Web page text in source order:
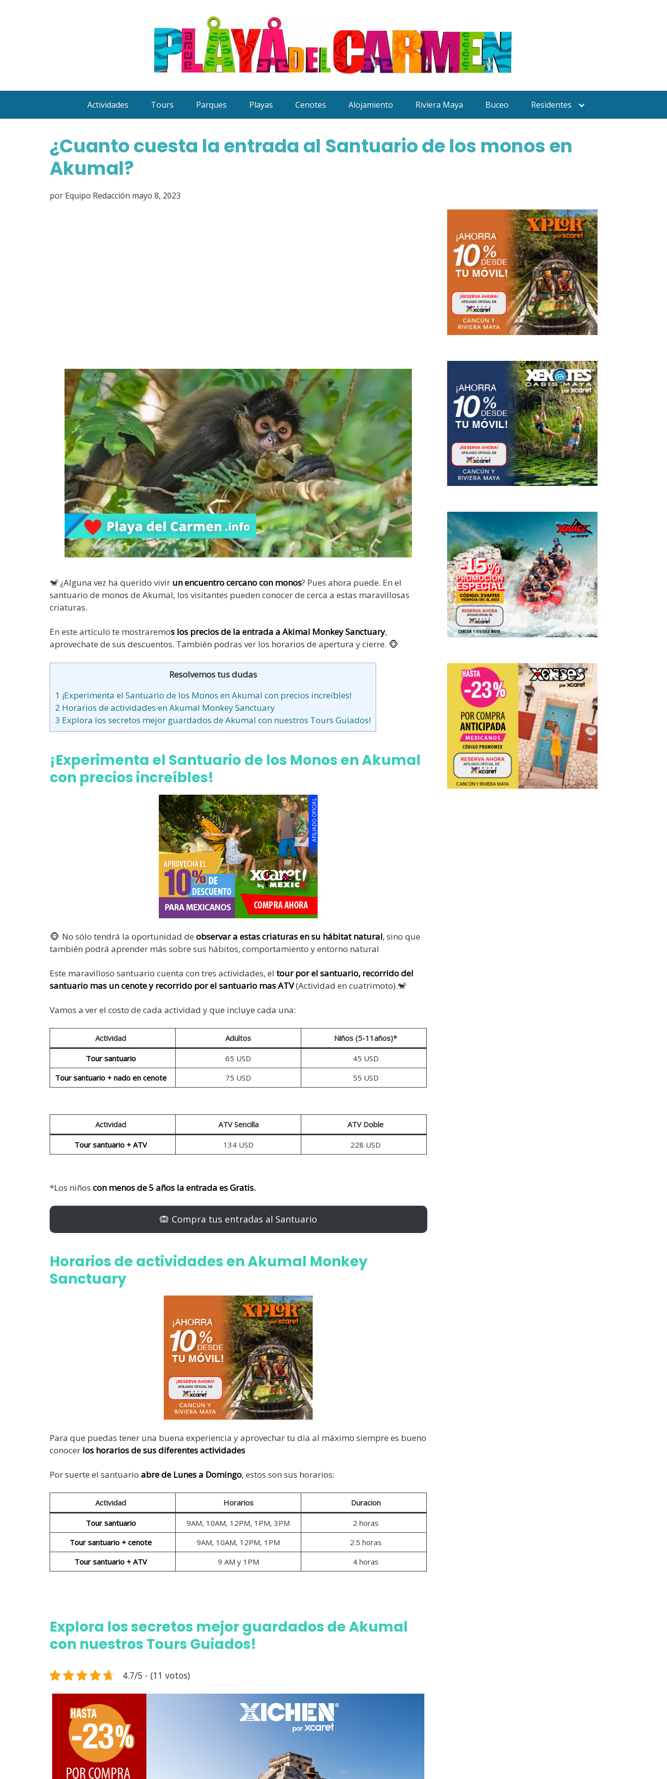
Actividades Tours Parques Playas Cenotes Alojamiento Riviera Maya Buceo Residentes
¿Cuanto cuesta la entrada al Santuario de los monos en
Akumal?
por Equipo Redacción mayo 8, 2023
🐒 ¿Alguna vez ha querido vivir un encuentro cercano con monos? Pues ahora puede. En el
santuario de monos de Akumal, los visitantes pueden conocer de cerca a estas maravillosas
criaturas.
En este artículo te mostraremos los precios de la entrada a Akimal Monkey Sanctuary,
aprovechate de sus descuentos. También podras ver los horarios de apertura y cierre. 🐵
Resolvemos tus dudas
1 ¡Experimenta el Santuario de los Monos en Akumal con precios increíbles!
2 Horarios de actividades en Akumal Monkey Sanctuary
3 Explora los secretos mejor guardados de Akumal con nuestros Tours Guiados!
¡Experimenta el Santuario de los Monos en Akumal
con precios increíbles!
🐵 No sólo tendrá la oportunidad de observar a estas criaturas en su hábitat natural, sino que
también podrá aprender más sobre sus hábitos, comportamiento y entorno natural
Este maravilloso santuario cuenta con tres actividades, el tour por el santuario, recorrido del
santuario mas un cenote y recorrido por el santuario mas ATV(Actividad en cuatrimoto).🐒
Vamos a ver el costo de cada actividad y que incluye cada una:
Actividad Adultos Niños (5-11años)*
Tour santuario 65 USD
45 USD
Tour santuario + nado en cenote
75 USD 55 USD
Actividad ATV Sencilla ATV Doble
Tour santuario + ATV 134 USD 228 USD
*Los niños con menos de 5 años la entrada es Gratis.
🙉 Compra tus entradas al Santuario
Horarios de actividades en Akumal Monkey
Sanctuary
Para que puedas tener una buena experiencia y aprovechar tu dia al máximo siempre es bueno
conocer los horarios de sus diferentes actividades
Por suerte el santuario abre de Lunes a Domingo, estos son sus horarios:
Actividad Horarios Duracion
Tour santuario 9AM, 10AM, 12PM, 1PM, 3PM
2 horas
Tour santuario + cenote
9AM, 10AM, 12PM, 1PM
2.5 horas
Tour santuario + ATV
9 AM y 1PM 4 horas
Explora los secretos mejor guardados de Akumal
con nuestros Tours Guiados!
4.7/5 - (11 votos)